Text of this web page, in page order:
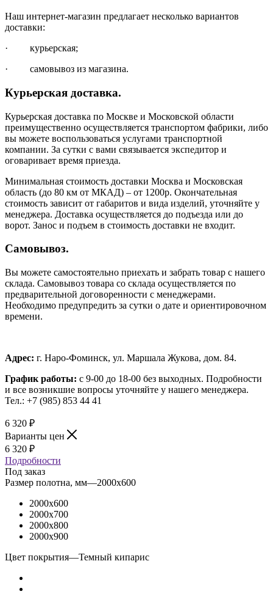
Наш интернет-магазин предлагает несколько вариантов
доставки:
· курьерская;
· самовывоз из магазина.
Курьерская доставка.
Курьерская доставка по Москве и Московской области
преимущественно осуществляется транспортом фабрики, либо
вы можете воспользоваться услугами транспортной
компании. За сутки с вами связывается экспедитор и
оговаривает время приезда.
Минимальная стоимость доставки Москва и Московская
область (до 80 км от МКАД) – от 1200р. Окончательная
стоимость зависит от габаритов и вида изделий, уточняйте у
менеджера. Доставка осуществляется до подъезда или до
ворот. Занос и подъем в стоимость доставки не входит.
Самовывоз.
Вы можете самостоятельно приехать и забрать товар с нашего
склада. Самовывоз товара со склада осуществляется по
предварительной договоренности с менеджерами.
Необходимо предупредить за сутки о дате и ориентировочном
времени.
Адрес: г. Наро-Фоминск, ул. Маршала Жукова, дом. 84.
График работы: с 9-00 до 18-00 без выходных. Подробности
и все возникшие вопросы уточняйте у нашего менеджера.
Тел.: +7 (985) 853 44 41
6 320 ₽
Варианты цен
6 320 ₽
Подробности
Под заказ
Размер полотна, мм—2000x600
2000x600
2000x700
2000x800
2000x900
Цвет покрытия—Темный кипарис